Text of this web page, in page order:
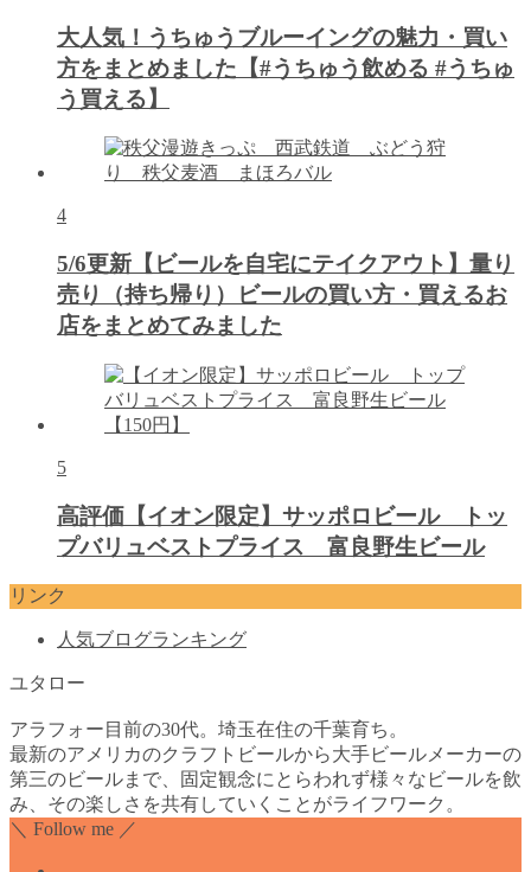
大人気！うちゅうブルーイングの魅力・買い
方をまとめました【#うちゅう飲める #うちゅ
う買える】
4
5/6更新【ビールを自宅にテイクアウト】量り
売り（持ち帰り）ビールの買い方・買えるお
店をまとめてみました
5
高評価【イオン限定】サッポロビール トッ
プバリュベストプライス 富良野生ビール
リンク
人気ブログランキング
ユタロー
アラフォー目前の30代。埼玉在住の千葉育ち。
最新のアメリカのクラフトビールから大手ビールメーカーの
第三のビールまで、固定観念にとらわれず様々なビールを飲
み、その楽しさを共有していくことがライフワーク。
＼ Follow me ／